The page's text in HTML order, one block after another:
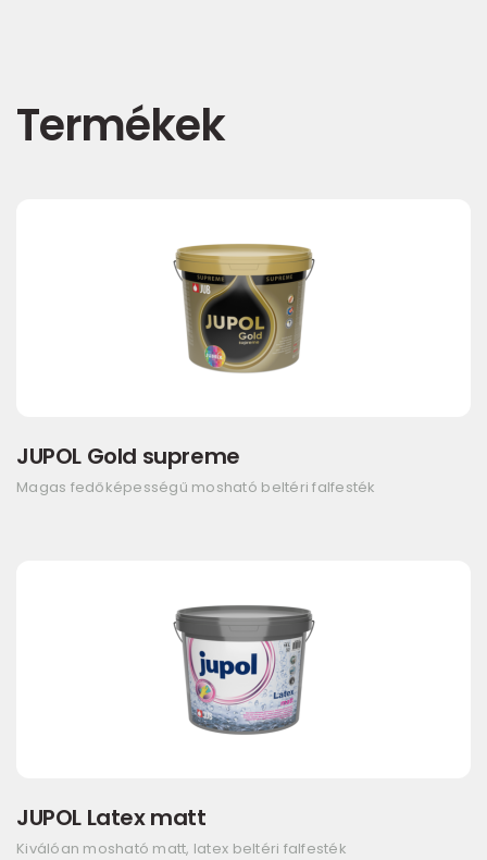
Termékek
JUPOL Gold supreme
Magas fedőképességű mosható beltéri falfesték
JUPOL Latex matt
Kiválóan mosható matt, latex beltéri falfesték